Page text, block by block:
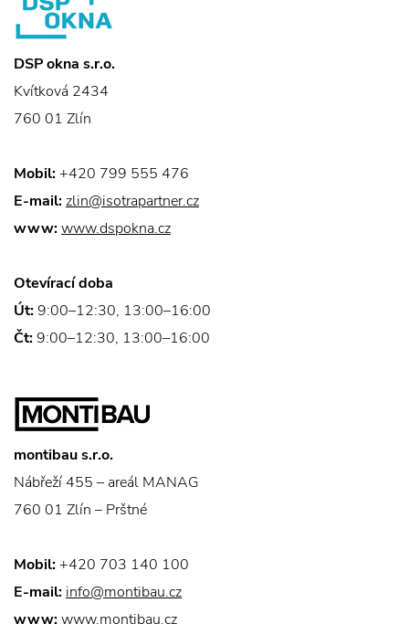
DSP okna s.r.o.
Kvítková 2434
760 01 Zlín
Mobil: +420 799 555 476
E-mail: zlin@isotrapartner.cz
www:www.dspokna.cz
Otevírací doba
Út: 9:00–12:30, 13:00–16:00
Čt: 9:00–12:30, 13:00–16:00
montibau s.r.o.
Nábřeží 455 – areál MANAG
760 01 Zlín – Prštné
Mobil: +420 703 140 100
E-mail: info@montibau.cz
www:www.montibau.cz